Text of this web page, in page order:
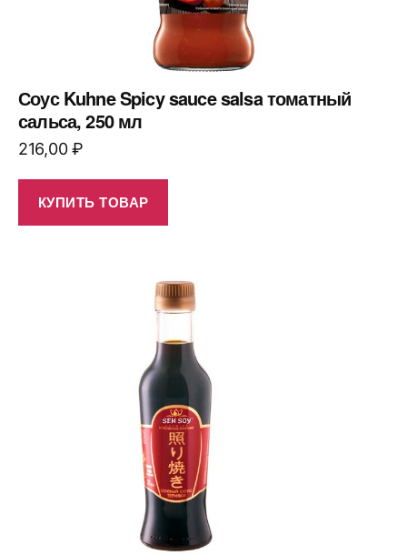
Соус Kuhne Spicy sauce salsa томатный
сальса, 250 мл
216,00₽
КУПИТЬ ТОВАР